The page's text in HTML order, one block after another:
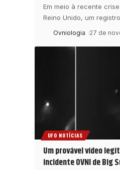
Em meio à recente
Reino Unido, um
Ovniologia 27 de
UFO NOTÍCIAS
Um provável vídeo
incidente OVNI de Big